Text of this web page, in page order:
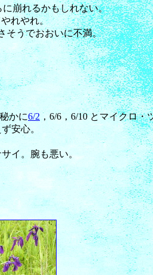
崩れるかもしれない。
れやれ。
そうでおおいに不満。
かに6/2 ，6/6，6/10 とマイクロ・
安心。
イ。腕も悪い。